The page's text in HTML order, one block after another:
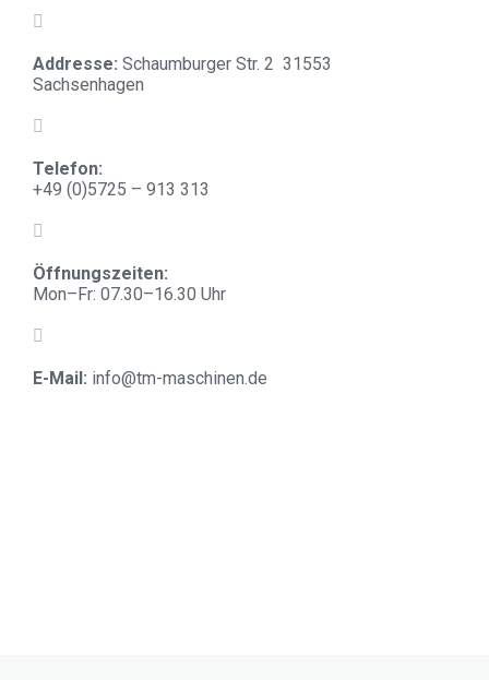
Addresse: Schaumburger Str. 2 31553
Sachsenhagen
Telefon:
+49 (0)5725 – 913 313
Öffnungszeiten:
Mon–Fr: 07.30–16.30 Uhr
E-Mail: info@tm-maschinen.de